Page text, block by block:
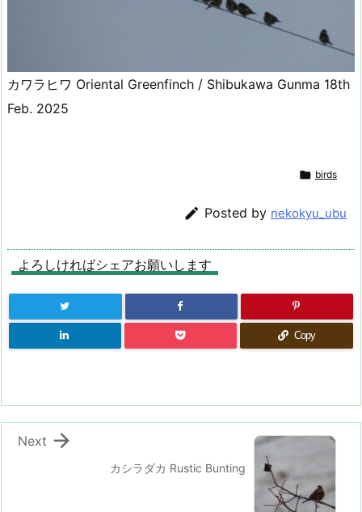
カワラヒワ Oriental Greenfinch / Shibukawa Gunma 18th
Feb. 2025
 birds
 Posted by nekokyu_ubu
よろしければシェアお願いします
Copy
カシラダカ Rustic Bunting

Next